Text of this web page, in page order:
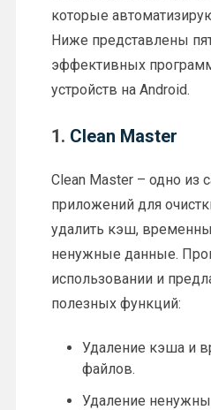
которые
Ниже представлены
эффективных
устройств на Android.
1. Clean Master
Clean Master – одно из
приложений для
удалить кэш,
ненужные данные.
использовании и
полезных функций:
Удаление кэша и
файлов.
Удаление